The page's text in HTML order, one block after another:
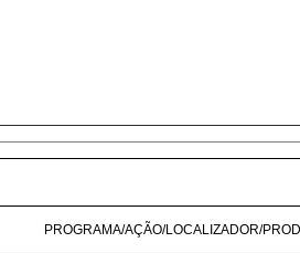
PROGRAMA/AÇÃO/LOCALIZADOR/